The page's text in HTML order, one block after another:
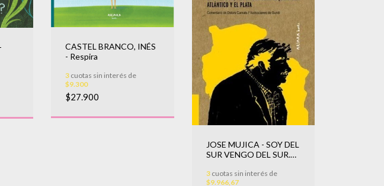
CASTEL BRANCO, INÉS
- Respira
3 cuotas sin interés de
$9.300
$27.900
JOSE MUJICA - SOY DEL
SUR VENGO DEL SUR.
3cuotas sin interés de
$9.966,67